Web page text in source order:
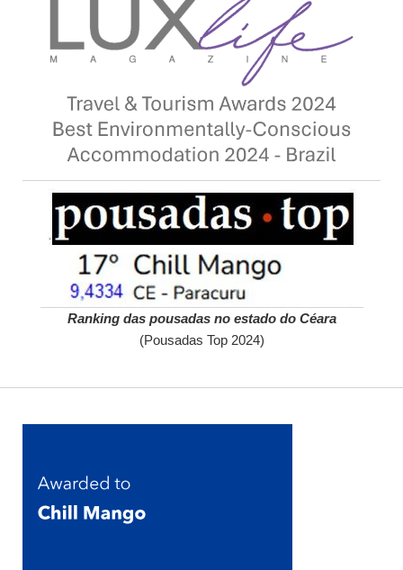
Ranking das pousadas no estado do Céara
(Pousadas Top 2024)